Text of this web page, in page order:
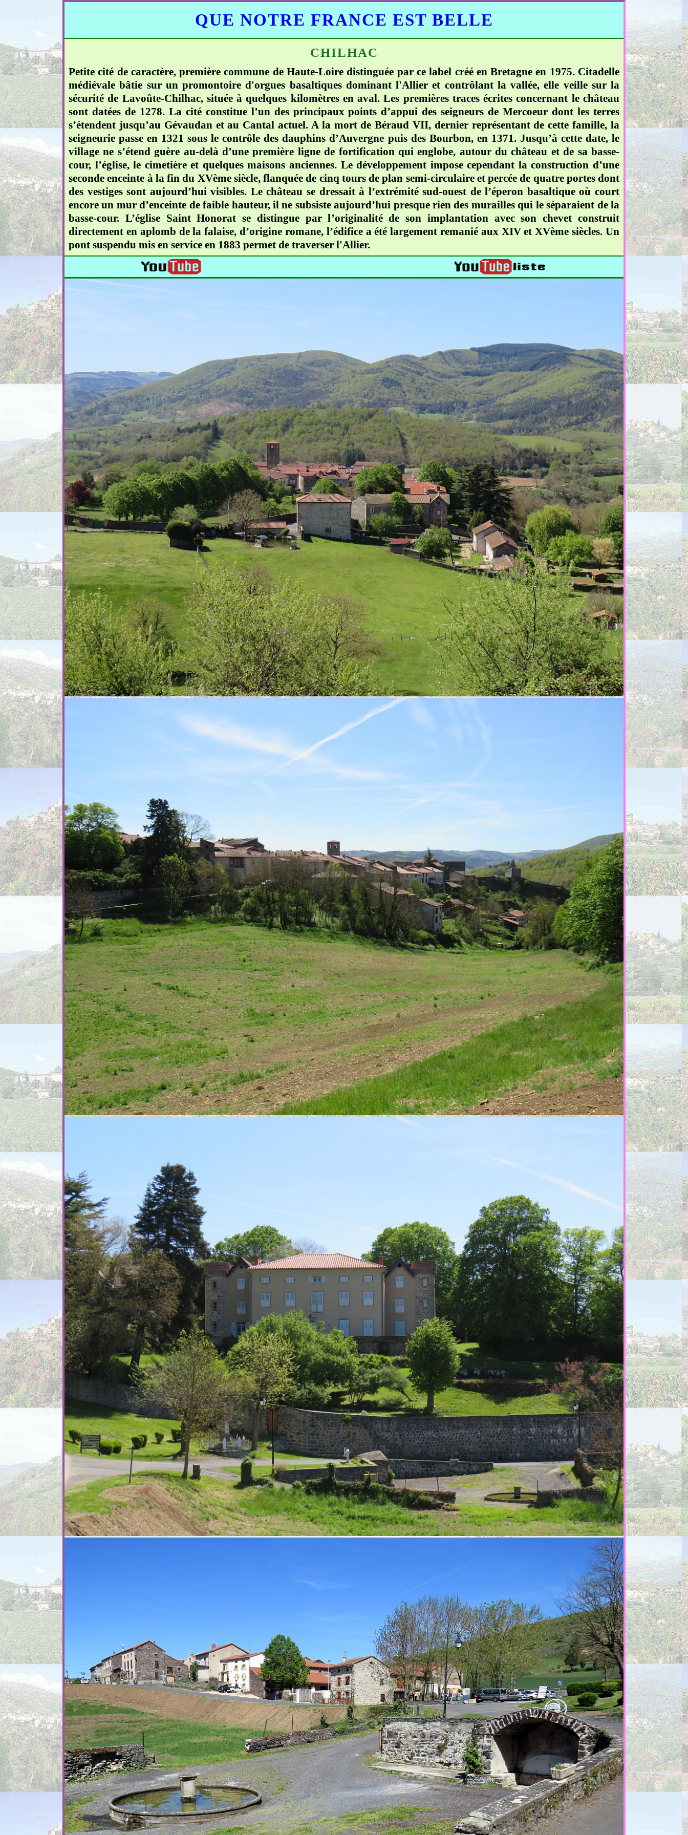
QUE NOTRE FRANCE EST BELLE
CHILHAC
Petite cité de caractère, première commune de Haute-Loire distinguée par ce label créé en Bretagne en 1975. Citadelle
médiévale bâtie sur un promontoire d'orgues basaltiques dominant l'Allier et contrôlant la vallée, elle veille sur la
sécurité de Lavoûte-Chilhac, située à quelques kilomètres en aval. Les premières traces écrites concernant le château
sont datées de 1278. La cité constitue l’un des principaux points d’appui des seigneurs de Mercoeur dont les terres
s’étendent jusqu’au Gévaudan et au Cantal actuel. A la mort de Béraud VII, dernier représentant de cette famille, la
seigneurie passe en 1321 sous le contrôle des dauphins d’Auvergne puis des Bourbon, en 1371. Jusqu’à cette date, le
village ne s’étend guère au-delà d’une première ligne de fortification qui englobe, autour du château et de sa basse-
cour, l’église, le cimetière et quelques maisons anciennes. Le développement impose cependant la construction d’une
seconde enceinte à la fin du XVème siècle, flanquée de cinq tours de plan semi-circulaire et percée de quatre portes dont
des vestiges sont aujourd’hui visibles. Le château se dressait à l’extrémité sud-ouest de l’éperon basaltique où court
encore un mur d’enceinte de faible hauteur, il ne subsiste aujourd’hui presque rien des murailles qui le séparaient de la
basse-cour. L’église Saint Honorat se distingue par l’originalité de son implantation avec son chevet construit
directement en aplomb de la falaise, d’origine romane, l’édifice a été largement remanié aux XIV et XVème siècles. Un
pont suspendu mis en service en 1883 permet de traverser l'Allier.